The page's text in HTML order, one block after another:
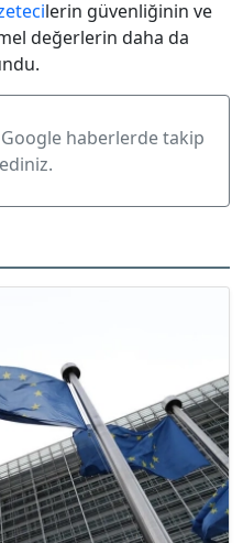
lerin güvenliğinin ve
değerlerin daha da
haberlerde takip
ediniz.